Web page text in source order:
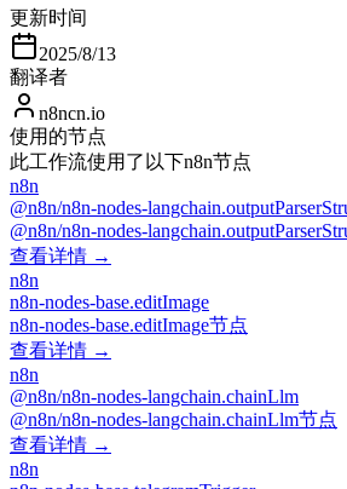
更新时间
2025/8/13
翻译者
n8ncn.io
使用的节点
此工作流使用了以下n8n节点
n8n
@n8n/n8n-nodes-
@n8n/n8n-nodes-
查看详情 →
n8n
n8n-nodes-base.editImage
n8n-nodes-base.editImage节点
查看详情 →
n8n
@n8n/n8n-nodes-langchain.chainLlm
@n8n/n8n-nodes-langchain.chainLlm节点
查看详情 →
n8n